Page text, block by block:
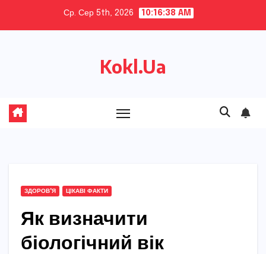
Ср. Сер 5th, 2026 10:16:40 AM
Kokl.Ua
ЗДОРОВ'Я ЦІКАВІ ФАКТИ
Як визначити
біологічний вік